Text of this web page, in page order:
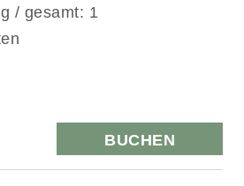
/ gesamt: 1
BUCHEN